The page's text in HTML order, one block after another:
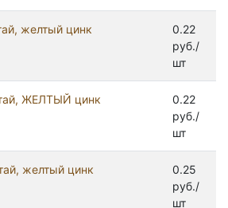
желтый цинк
0.22
руб./
шт
ЖЕЛТЫЙ цинк
0.22
руб./
шт
желтый цинк
0.25
руб./
шт